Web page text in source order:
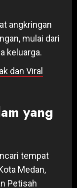
angkringan
mulai dari
keluarga.
dan Viral
yang
tempat
Medan,
Petisah